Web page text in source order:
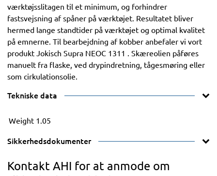
værktøjsslitagen til et minimum, og forhindrer
fastsvejsning af spåner på værktøjet. Resultatet bliver
hermed lange standtider på værktøjet og optimal kvalitet
på emnerne. Til bearbejdning af kobber anbefaler vi vort
produkt Jokisch Supra NEOC 1311 . Skæreolien påføres
manuelt fra flaske, ved drypindretning, tågesmøring eller
som cirkulationsolie.
Tekniske data
Weight 1.05
Sikkerhedsdokumenter
Kontakt AHI for at anmode om